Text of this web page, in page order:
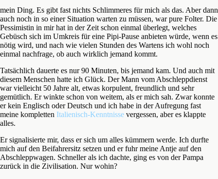
mein Ding. Es gibt fast nichts Schlimmeres für mich als das. Aber dann
auch noch in so einer Situation warten zu müssen, war pure Folter. Die
Pessimistin in mir hat in der Zeit schon einmal überlegt, welches
Gebüsch sich im Umkreis für eine Pipi-Pause anbieten würde, wenn es
nötig wird, und nach wie vielen Stunden des Wartens ich wohl noch
einmal nachfrage, ob auch wirklich jemand kommt.
Tatsächlich dauerte es nur 90 Minuten, bis jemand kam. Und auch mit
diesem Menschen hatte ich Glück. Der Mann vom Abschleppdienst
war vielleicht 50 Jahre alt, etwas korpulent, freundlich und sehr
gemütlich. Er winkte schon von weitem, als er mich sah. Zwar konnte
er kein Englisch oder Deutsch und ich habe in der Aufregung fast
meine kompletten Italienisch-Kenntnisse vergessen, aber es klappte
alles.
Er signalisierte mir, dass er sich um alles kümmern werde. Ich durfte
mich auf den Beifahrersitz setzen und er fuhr meine Antje auf den
Abschleppwagen. Schneller als ich dachte, ging es von der Pampa
zurück in die Zivilisation. Nur wohin?